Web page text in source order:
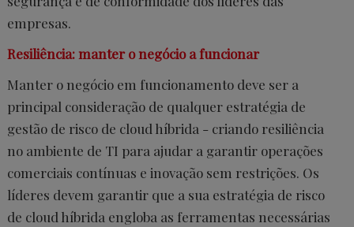
empresas.
Resiliência: manter o negócio a funcionar
Manter o negócio em funcionamento deve ser a
principal consideração de qualquer estratégia de
gestão de risco de cloud híbrida - criando resiliência
no ambiente de TI para ajudar a garantir operações
comerciais contínuas e inovação sem restrições. Os
líderes devem garantir que a sua estratégia de risco
de cloud híbrida engloba as ferramentas necessárias